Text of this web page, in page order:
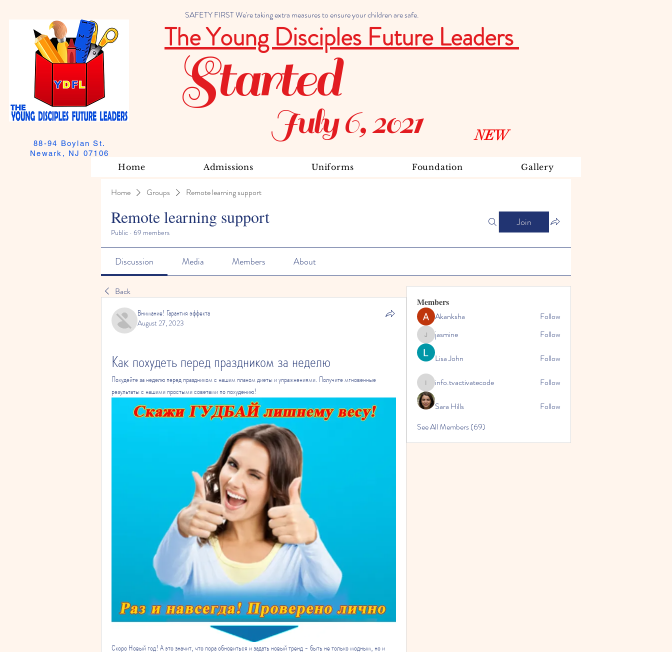
SAFETY FIRST We're taking extra measures to ensure your children are safe.
88-94 Boylan St.
Newark, NJ 07106
The Young Disciples Future Leaders
July 6, 2021
Started
Home Admissions Uniforms Foundation Gallery
NEW
Home Groups Remote learning support
Remote learning support
Public · 69 members
Join
Discussion Media Members About
Back
Внимание! Гарантия эффекта
August 27, 2023
Как похудеть перед праздником за неделю
Похудейте за неделю перед праздником с нашим планом диеты и упражнениями. Получите мгновенные
результаты с нашими простыми советами по похудению!
Скоро Новый год! А это значит, что пора обновиться и задать новый тренд - быть не только модным, но и
Members
Akanksha
Follow
jasminejasmine Follow
Lisa John Follow
info.tvactivatecode
info.tvactivatecode Follow
Sara Hills
Follow
See All Members (69)